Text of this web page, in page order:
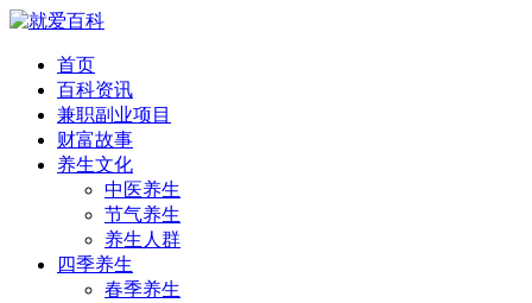
首页
百科资讯
兼职副业项目
财富故事
养生文化
中医养生
节气养生
养生人群
四季养生
春季养生